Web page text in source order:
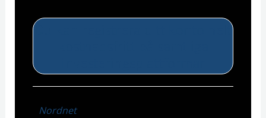
Du kan registrera ditt konto helt
Nordnet